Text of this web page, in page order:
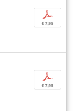
p
€ 7,95
p
€ 7,95